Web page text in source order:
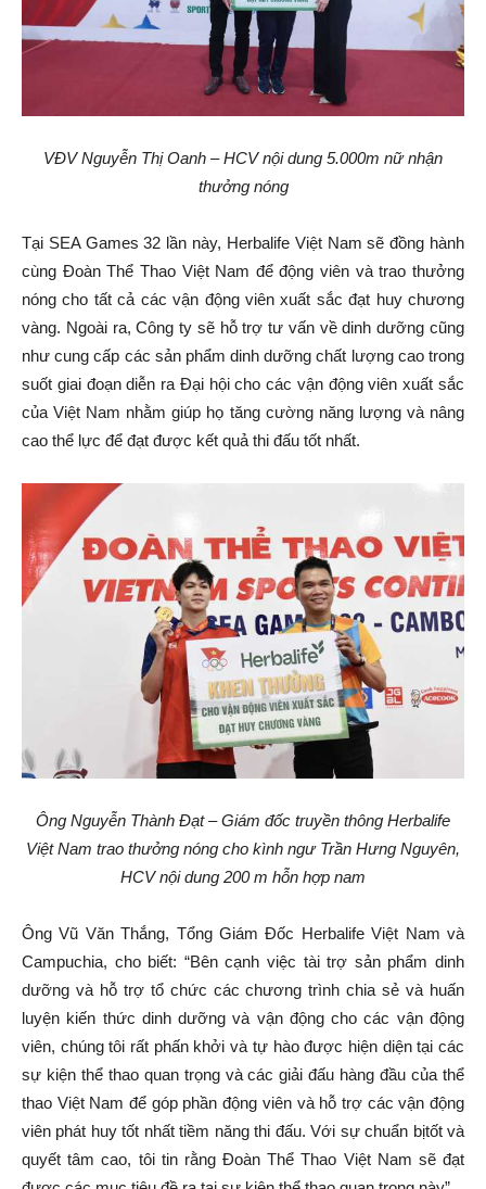
VĐV Nguyễn Thị Oanh – HCV nội dung 5.000m nữ nhận
thưởng nóng
Tại SEA Games 32 lần này, Herbalife Việt Nam sẽ đồng hành
cùng Đoàn Thể Thao Việt Nam để động viên và trao thưởng
nóng cho tất cả các vận động viên xuất sắc đạt huy chương
vàng. Ngoài ra, Công ty sẽ hỗ trợ tư vấn về dinh dưỡng cũng
như cung cấp các sản phẩm dinh dưỡng chất lượng cao trong
suốt giai đoạn diễn ra Đại hội cho các vận động viên xuất sắc
của Việt Nam nhằm giúp họ tăng cường năng lượng và nâng
cao thể lực để đạt được kết quả thi đấu tốt nhất.
Ông Nguyễn Thành Đạt – Giám đốc truyền thông Herbalife
Việt Nam trao thưởng nóng cho kình ngư Trần Hưng Nguyên,
HCV nội dung 200 m hỗn hợp nam
Ông Vũ Văn Thắng, Tổng Giám Đốc Herbalife Việt Nam và
Campuchia, cho biết: “Bên cạnh việc tài trợ sản phẩm dinh
dưỡng và hỗ trợ tổ chức các chương trình chia sẻ và huấn
luyện kiến thức dinh dưỡng và vận động cho các vận động
viên, chúng tôi rất phấn khởi và tự hào được hiện diện tại các
sự kiện thể thao quan trọng và các giải đấu hàng đầu của thể
thao Việt Nam để góp phần động viên và hỗ trợ các vận động
viên phát huy tốt nhất tiềm năng thi đấu. Với sự chuẩn bịtốt và
quyết tâm cao, tôi tin rằng Đoàn Thể Thao Việt Nam sẽ đạt